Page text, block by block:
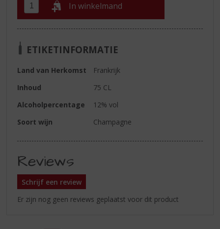
In winkelmand
ETIKETINFORMATIE
Land van Herkomst
Frankrijk
Inhoud
75 CL
Alcoholpercentage
12% vol
Soort wijn
Champagne
Reviews
Schrijf een review
Er zijn nog geen reviews geplaatst voor dit product